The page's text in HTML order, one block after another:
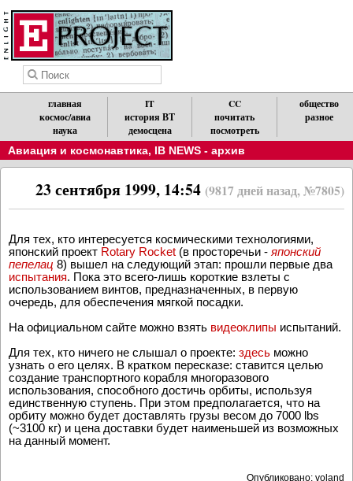
главная
космос/авиа
наука
IT
история ВТ
демосцена
CC
почитать
посмотреть
общество
разное
Авиация и космонавтика, IB NEWS - архив
23 сентября 1999, 14:54 (9817 дней назад, №7805)
Для тех, кто интересуется космическими технологиями,
японский проект Rotary Rocket (в просторечьи - японский
пепелац 8) вышел на следующий этап: прошли первые два
испытания. Пока это всего-лишь короткие взлеты с
использованием винтов, предназначенных, в первую
очередь, для обеспечения мягкой посадки.
На официальном сайте можно взять видеоклипы испытаний.
Для тех, кто ничего не слышал о проекте: здесь можно
узнать о его целях. В кратком пересказе: ставится целью
создание транспортного корабля многоразового
использования, способного достичь орбиты, используя
единственную ступень. При этом предполагается, что на
орбиту можно будет доставлять грузы весом до 7000 lbs
(~3100 кг) и цена доставки будет наименьшей из возможных
на данный момент.
Опубликовано: voland